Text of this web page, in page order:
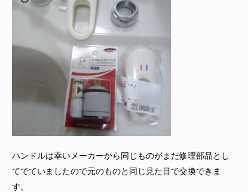
ハンドルは幸いメーカーから同じものがまだ修理部品とし
てでていましたので元のものと同じ見た目で交換できま
す。